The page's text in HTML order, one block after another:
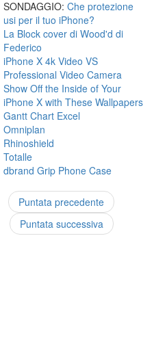
SONDAGGIO:Che protezione
usi per il tuo iPhone?
La Block cover di Wood'd di
Federico
iPhone X 4k Video VS
Professional Video Camera
Show Off the Inside of Your
iPhone X with These Wallpapers
Gantt Chart Excel
Omniplan
Rhinoshield
Totalle
dbrand Grip Phone Case
Puntata precedente
Puntata successiva